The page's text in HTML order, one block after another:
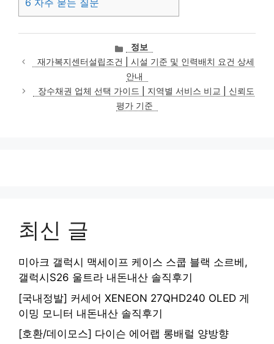
6 자주 묻는 질문
카
테
고
리
정보
재가복지센터설립조건 | 시설 기준 및 인력배치 요건 상세
안내
장수채권 업체 선택 가이드 | 지역별 서비스 비교 | 신뢰도
평가 기준
최신 글
미아크 갤럭시 맥세이프 케이스 스쿱 블랙 소르베,
갤럭시S26 울트라 내돈내산 솔직후기
[국내정발] 커세어 XENEON 27QHD240 OLED 게
이밍 모니터 내돈내산 솔직후기
[호환/데이모스] 다이슨 에어랩 롱배럴 양방향